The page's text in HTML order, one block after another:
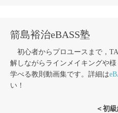
箭島裕治eBASS塾
初心者からプロユースまで，
解しながらラインメイキングや
学べる教則動画集です。詳細は
い！
＜初